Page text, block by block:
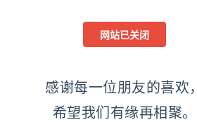
网站已关闭
感谢每一位朋友的喜欢，
希望我们有缘再相聚。